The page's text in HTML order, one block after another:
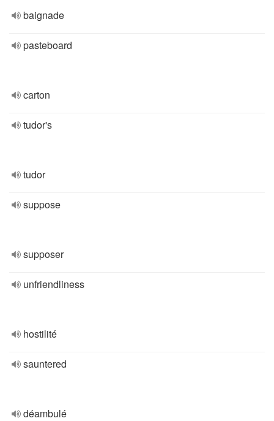
baignade
pasteboard
carton
tudor's
tudor
suppose
supposer
unfriendliness
hostilité
sauntered
déambulé